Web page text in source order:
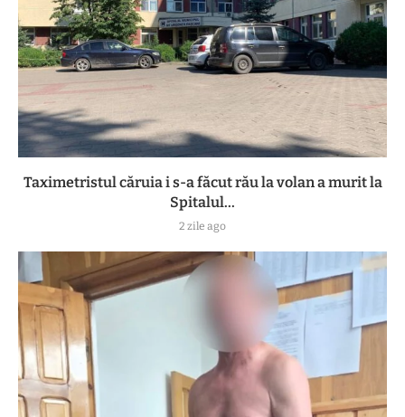
Taximetristul căruia i s-a făcut rău la volan a murit la
Spitalul...
2 zile ago